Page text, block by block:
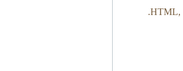
HTML,